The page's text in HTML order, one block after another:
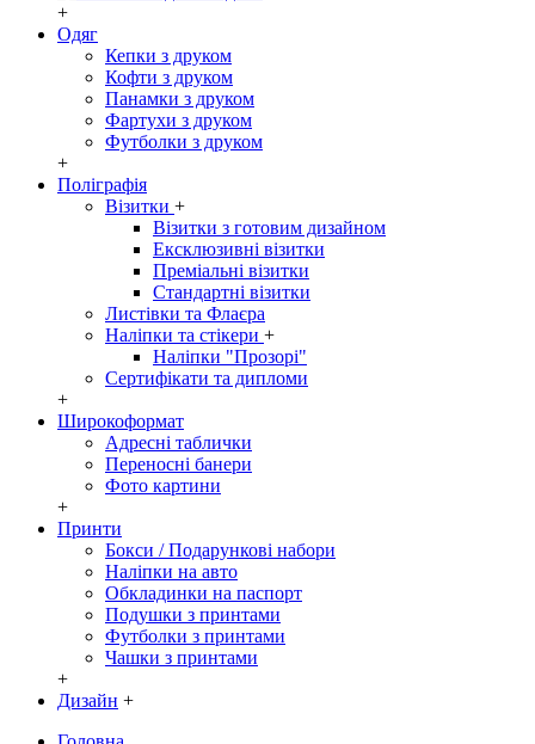
+
Одяг
Кепки з друком
Кофти з друком
Панамки з друком
Фартухи з друком
Футболки з друком
+
Поліграфія
Візитки +
Візитки з готовим дизайном
Ексклюзивні візитки
Преміальні візитки
Стандартні візитки
Листівки та Флаєра
Наліпки та стікери +
Наліпки "Прозорі"
Сертифікати та дипломи
+
Широкоформат
Адресні таблички
Переносні банери
Фото картини
+
Принти
Бокси / Подарункові набори
Наліпки на авто
Обкладинки на паспорт
Подушки з принтами
Футболки з принтами
Чашки з принтами
+
Дизайн +